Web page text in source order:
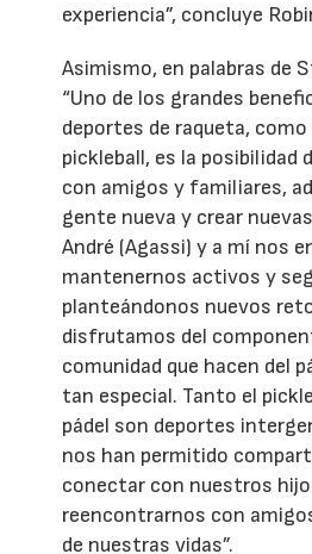
experiencia”, concluye
Asimismo, en palabras de
“Uno de los grandes
deportes de raqueta, como
pickleball, es la posibilidad
con amigos y familiares,
gente nueva y crear
André (Agassi) y a mí nos
mantenernos activos y
planteándonos nuevos
disfrutamos del
comunidad que hacen del
tan especial. Tanto el
pádel son deportes
nos han permitido
conectar con nuestros
reencontrarnos con
de nuestras vidas”.